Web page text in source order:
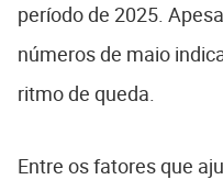
período de 2025.
números de maio
ritmo de queda.
Entre os fatores que